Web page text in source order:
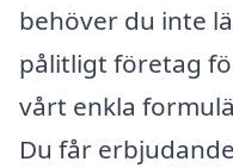
behöver du inte
pålitligt företag
vårt enkla
Du får